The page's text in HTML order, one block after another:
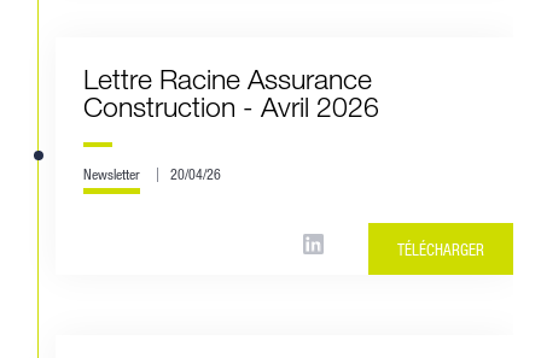
Lettre Racine Assurance
Construction - Avril 2026
Newsletter 20/04/26
TÉLÉCHARGER